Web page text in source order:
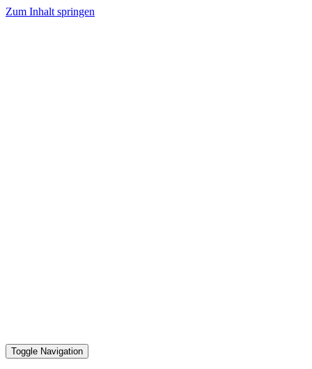
Zum Inhalt springen
Toggle Navigation